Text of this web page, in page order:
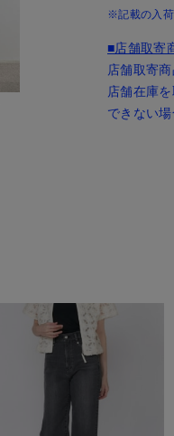
※記載の入荷
■店舗取寄
店舗取寄
店舗在庫
できない場